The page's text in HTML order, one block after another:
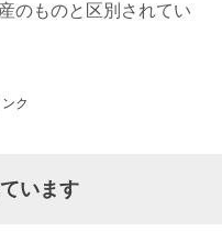
のものと区別されてい
ク
います